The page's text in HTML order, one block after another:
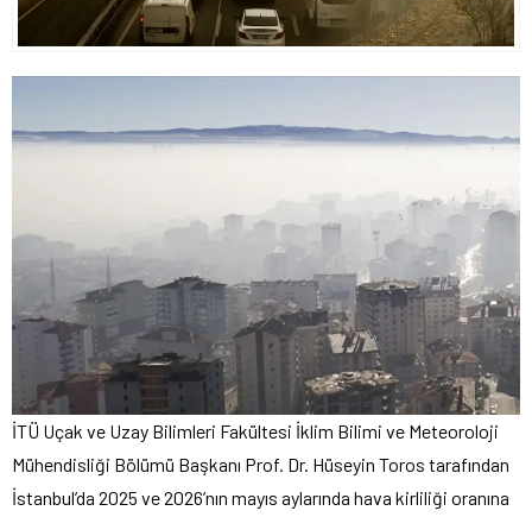
İTÜ Uçak ve Uzay Bilimleri Fakültesi İklim Bilimi ve Meteoroloji
Mühendisliği Bölümü Başkanı Prof. Dr. Hüseyin Toros tarafından
İstanbul’da 2025 ve 2026’nın mayıs aylarında hava kirliliği oranına